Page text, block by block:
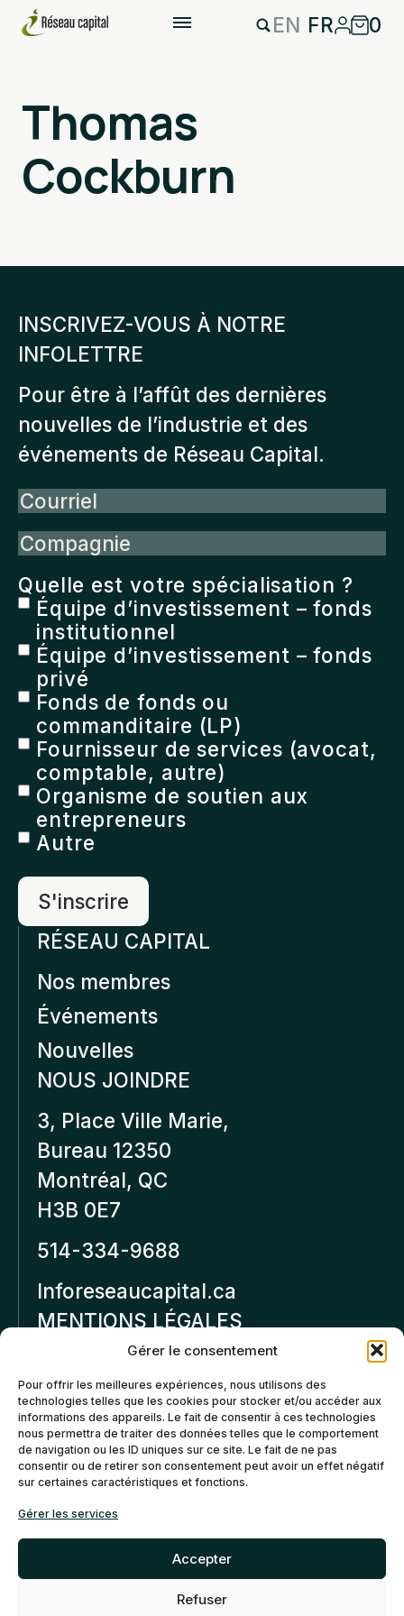
Gérer le consentement
Pour offrir les meilleures expériences, nous utilisons des
technologies telles que les cookies pour stocker et/ou accéder aux
informations des appareils. Le fait de consentir à ces technologies
nous permettra de traiter des données telles que le comportement
de navigation ou les ID uniques sur ce site. Le fait de ne pas
consentir ou de retirer son consentement peut avoir un effet négatif
sur certaines caractéristiques et fonctions.
Gérer les services
Accepter
Refuser
EN FR 0
Thomas
Cockburn
INSCRIVEZ-VOUS À NOTRE
INFOLETTRE
Pour être à l’affût des dernières
nouvelles de l’industrie et des
événements de Réseau Capital.
Courriel
Compagnie
Quelle est votre spécialisation ?
Équipe d’investissement – fonds
institutionnel
Équipe d’investissement – fonds
privé
Fonds de fonds ou
commanditaire (LP)
Fournisseur de services (avocat,
comptable, autre)
Organisme de soutien aux
entrepreneurs
Autre
RÉSEAU CAPITAL
Nos membres
Événements
Nouvelles
NOUS JOINDRE
3, Place Ville Marie,
Bureau 12350
Montréal, QC
H3B 0E7
514-334-9688
Inforeseaucapital.ca
MENTIONS LÉGALES
Politique de
confidentialité
Politiques d’annulation et
de remboursement
Politique de cookies (CA)
©2026 Réseau Capital. Tous